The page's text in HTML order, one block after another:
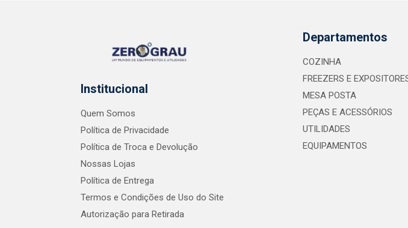
Institucional
Quem Somos
Política de Privacidade
Política de Troca e Devolução
Nossas Lojas
Política de Entrega
Termos e Condições de Uso do Site
Autorização para Retirada
Departamentos
COZINHA
FREEZERS E
MESA POSTA
PEÇAS E ACESSÓRIOS
UTILIDADES
EQUIPAMENTOS